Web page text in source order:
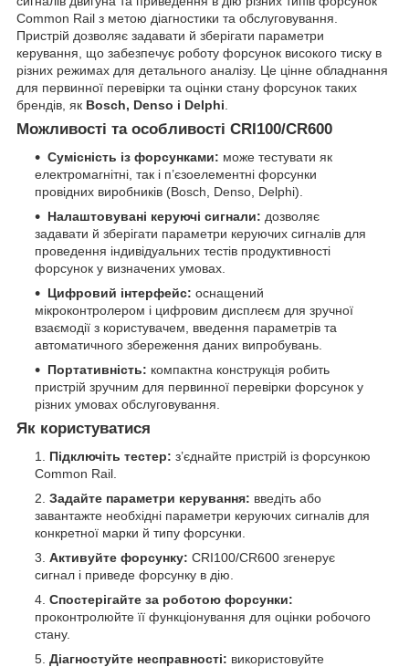
Common Rail з метою діагностики та обслуговування.
Пристрій дозволяє задавати й зберігати параметри
керування, що забезпечує роботу форсунок високого тиску в
різних режимах для детального аналізу. Це цінне обладнання
для первинної перевірки та оцінки стану форсунок таких
брендів, як Bosch, Denso і Delphi.
Можливості та особливості CRI100/CR600
Сумісність із форсунками: може тестувати як
електромагнітні, так і п’єзоелементні форсунки
провідних виробників (Bosch, Denso, Delphi).
Налаштовувані керуючі сигнали: дозволяє
задавати й зберігати параметри керуючих сигналів для
проведення індивідуальних тестів продуктивності
форсунок у визначених умовах.
Цифровий інтерфейс: оснащений
мікроконтролером і цифровим дисплеєм для зручної
взаємодії з користувачем, введення параметрів та
автоматичного збереження даних випробувань.
Портативність: компактна конструкція робить
пристрій зручним для первинної перевірки форсунок у
різних умовах обслуговування.
Як користуватися
Підключіть тестер: з’єднайте пристрій із форсункою
Common Rail.
Задайте параметри керування: введіть або
завантажте необхідні параметри керуючих сигналів для
конкретної марки й типу форсунки.
Активуйте форсунку: CRI100/CR600 згенерує
сигнал і приведе форсунку в дію.
Спостерігайте за роботою форсунки:
проконтролюйте її функціонування для оцінки робочого
стану.
Діагностуйте несправності: використовуйте